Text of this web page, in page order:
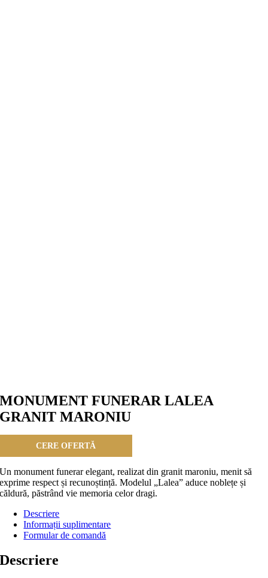
MONUMENT FUNERAR LALEA
GRANIT MARONIU
CERE OFERTĂ
Un monument funerar elegant, realizat din granit maroniu, menit să
exprime respect și recunoștință. Modelul „Lalea” aduce noblețe și
căldură, păstrând vie memoria celor dragi.
Descriere
Informații suplimentare
Formular de comandă
Descriere